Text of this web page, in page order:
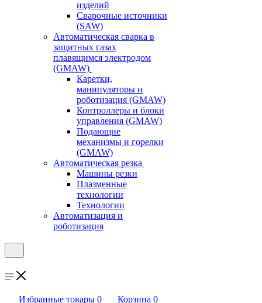
изделий
Сварочные источники
(SAW)
Автоматическая сварка в
защитных газах
плавящимся электродом
(GMAW)
Каретки,
манипуляторы и
роботизация (GMAW)
Контроллеры и блоки
управления (GMAW)
Подающие
механизмы и горелки
(GMAW)
Автоматическая резка
Машины резки
Плазменные
технологии
Технологии
Автоматизация и
роботизация
Избранные товары 0 Корзина 0